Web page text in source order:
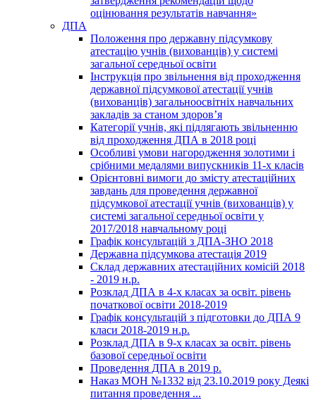
оцінювання результатів навчання»
ДПА
Положення про державну підсумкову
атестацію учнів (вихованців) у системі
загальної середньої освіти
Інструкція про звільнення від проходження
державної підсумкової атестації учнів
(вихованців) загальноосвітніх навчальних
закладів за станом здоров’я
Категорії учнів, які підлягають звільненню
від проходження ДПА в 2018 році
Особливі умови нагородження золотими і
срібними медалями випускників 11-х класів
Орієнтовні вимоги до змісту атестаційних
завдань для проведення державної
підсумкової атестації учнів (вихованців) у
системі загальної середньої освіти у
2017/2018 навчальному році
Графік консультацій з ДПА-ЗНО 2018
Державна підсумкова атестація 2019
Склад державних атестаційних комісій 2018
- 2019 н.р.
Розклад ДПА в 4-х класах за освіт. рівень
початкової освіти 2018-2019
Графік консультацій з підготовки до ДПА 9
класи 2018-2019 н.р.
Розклад ДПА в 9-х класах за освіт. рівень
базової середньої освіти
Проведення ДПА в 2019 р.
Наказ МОН №1332 від 23.10.2019 року Деякі
питання проведення ...